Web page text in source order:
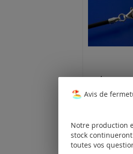
Tarifs
Avis de
Notre production
stock
toutes vos